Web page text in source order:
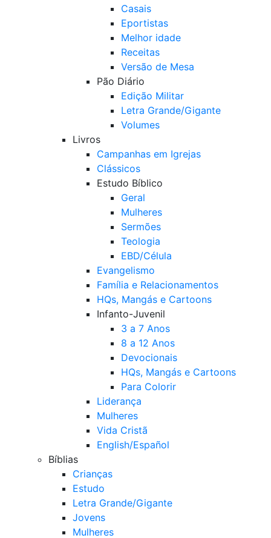
Casais
Eportistas
Melhor idade
Receitas
Versão de Mesa
Pão Diário
Edição Militar
Letra Grande/Gigante
Volumes
Livros
Campanhas em Igrejas
Clássicos
Estudo Bíblico
Geral
Mulheres
Sermões
Teologia
EBD/Célula
Evangelismo
Família e Relacionamentos
HQs, Mangás e Cartoons
Infanto-Juvenil
3 a 7 Anos
8 a 12 Anos
Devocionais
HQs, Mangás e Cartoons
Para Colorir
Liderança
Mulheres
Vida Cristã
English/Español
Bíblias
Crianças
Estudo
Letra Grande/Gigante
Jovens
Mulheres